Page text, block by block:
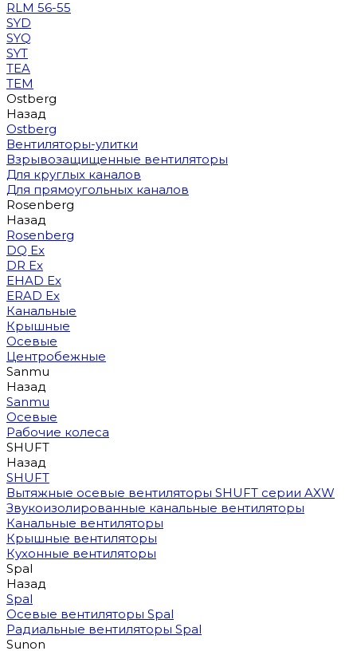
RLM 56-55
SYD
SYQ
SYT
TEA
TEM
Ostberg
Назад
Ostberg
Вентиляторы-улитки
Взрывозащищенные вентиляторы
Для круглых каналов
Для прямоугольных каналов
Rosenberg
Назад
Rosenberg
DQ Ex
DR Ex
EHAD Ex
ERAD Ex
Канальные
Крышные
Осевые
Центробежные
Sanmu
Назад
Sanmu
Осевые
Рабочие колеса
SHUFT
Назад
SHUFT
Вытяжные осевые вентиляторы SHUFT серии AXW
Звукоизолированные канальные вентиляторы
Канальные вентиляторы
Крышные вентиляторы
Кухонные вентиляторы
Spal
Назад
Spal
Осевые вентиляторы Spal
Радиальные вентиляторы Spal
Sunon